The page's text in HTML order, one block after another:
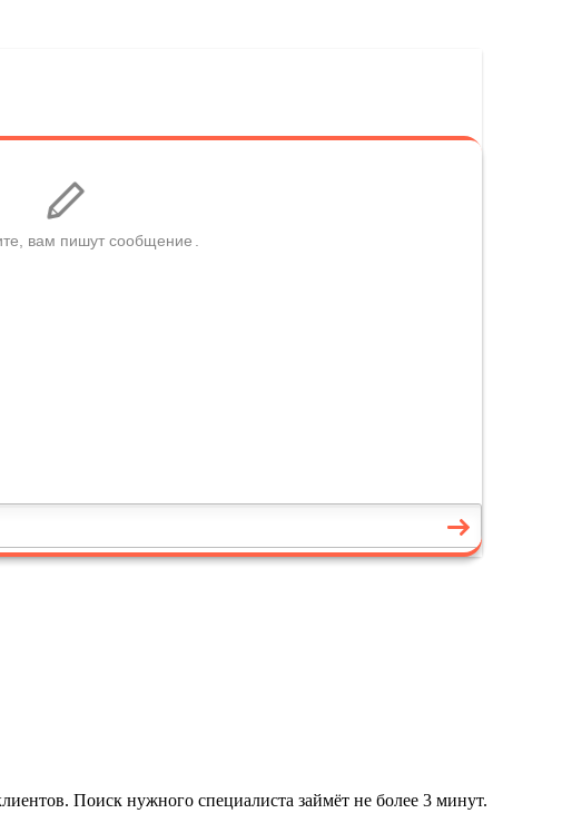
Поиск нужного специалиста займёт не более 3 минут.